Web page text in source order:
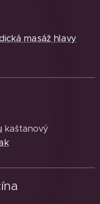
masáž hlavy
kaštanový